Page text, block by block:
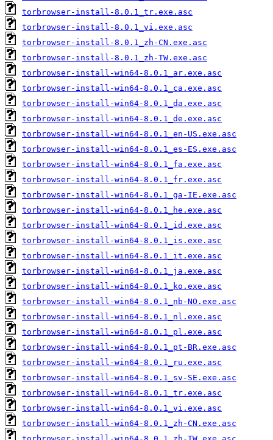
torbrowser-install-8.0.1_tr.exe.asc
torbrowser-install-8.0.1_vi.exe.asc
torbrowser-install-8.0.1_zh-CN.exe.asc
torbrowser-install-8.0.1_zh-TW.exe.asc
torbrowser-install-win64-8.0.1_ar.exe.asc
torbrowser-install-win64-8.0.1_ca.exe.asc
torbrowser-install-win64-8.0.1_da.exe.asc
torbrowser-install-win64-8.0.1_de.exe.asc
torbrowser-install-win64-8.0.1_en-US.exe.asc
torbrowser-install-win64-8.0.1_es-ES.exe.asc
torbrowser-install-win64-8.0.1_fa.exe.asc
torbrowser-install-win64-8.0.1_fr.exe.asc
torbrowser-install-win64-8.0.1_ga-IE.exe.asc
torbrowser-install-win64-8.0.1_he.exe.asc
torbrowser-install-win64-8.0.1_id.exe.asc
torbrowser-install-win64-8.0.1_is.exe.asc
torbrowser-install-win64-8.0.1_it.exe.asc
torbrowser-install-win64-8.0.1_ja.exe.asc
torbrowser-install-win64-8.0.1_ko.exe.asc
torbrowser-install-win64-8.0.1_nb-NO.exe.asc
torbrowser-install-win64-8.0.1_nl.exe.asc
torbrowser-install-win64-8.0.1_pl.exe.asc
torbrowser-install-win64-8.0.1_pt-BR.exe.asc
torbrowser-install-win64-8.0.1_ru.exe.asc
torbrowser-install-win64-8.0.1_sv-SE.exe.asc
torbrowser-install-win64-8.0.1_tr.exe.asc
torbrowser-install-win64-8.0.1_vi.exe.asc
torbrowser-install-win64-8.0.1_zh-CN.exe.asc